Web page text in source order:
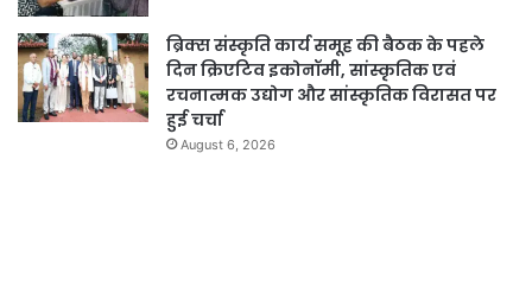
ब्रिक्स संस्कृति कार्य समूह की बैठक के पहले
दिन क्रिएटिव इकोनॉमी, सांस्कृतिक एवं
रचनात्मक उद्योग और सांस्कृतिक विरासत पर
हुई चर्चा
August 6, 2026